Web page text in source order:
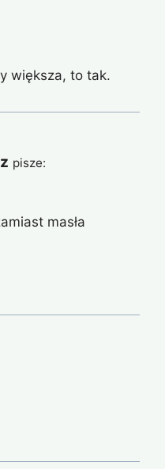
większa, to tak.
pisze:
masła